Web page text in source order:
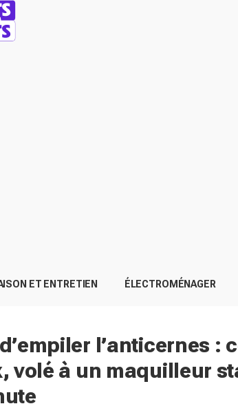
ET ENTRETIEN ÉLECTROMÉNAGER
l’anticernes :
volé à un maquilleur